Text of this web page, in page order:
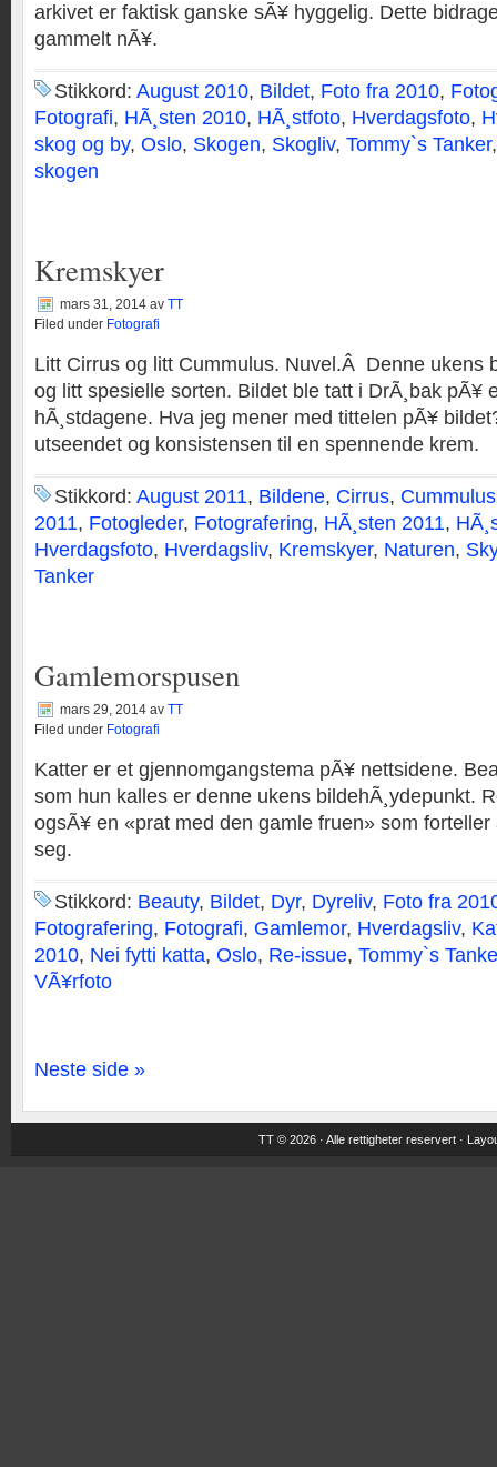
arkivet er faktisk ganske sÃ¥ hyggelig. Dette
gammelt nÃ¥.
Stikkord: August 2010, Bildet, Foto fra 2010,
Fotografi, HÃ¸sten 2010, HÃ¸stfoto, Hverdagsfoto,
skog og by, Oslo, Skogen, Skogliv, Tommy`s Tanker
skogen
Kremskyer
mars 31, 2014 av TT
Filed under Fotografi
Litt Cirrus og litt Cummulus. Nuvel.Â Denne ukens
og litt spesielle sorten. Bildet ble tatt i DrÃ¸bak pÃ¥
hÃ¸stdagene. Hva jeg mener med tittelen pÃ¥
utseendet og konsistensen til en spennende krem.
Stikkord: August 2011, Bildene, Cirrus, Cummulus
2011, Fotogleder, Fotografering, HÃ¸sten 2011,
Hverdagsfoto, Hverdagsliv, Kremskyer, Naturen,
Tanker
Gamlemorspusen
mars 29, 2014 av TT
Filed under Fotografi
Katter er et gjennomgangstema pÃ¥ nettsidene.
som hun kalles er denne ukens bildehÃ¸ydepunkt.
ogsÃ¥ en «prat med den gamle fruen» som
seg.
Stikkord: Beauty, Bildet, Dyr, Dyreliv, Foto fra
Fotografering, Fotografi, Gamlemor, Hverdagsliv,
2010, Nei fytti katta, Oslo, Re-issue, Tommy`s
VÃ¥rfoto
Neste side »
TT © 2026 · Alle rettigheter reservert ·